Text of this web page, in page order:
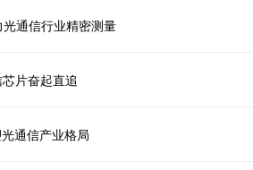
通信行业精密测量
片奋起直追
通信产业格局